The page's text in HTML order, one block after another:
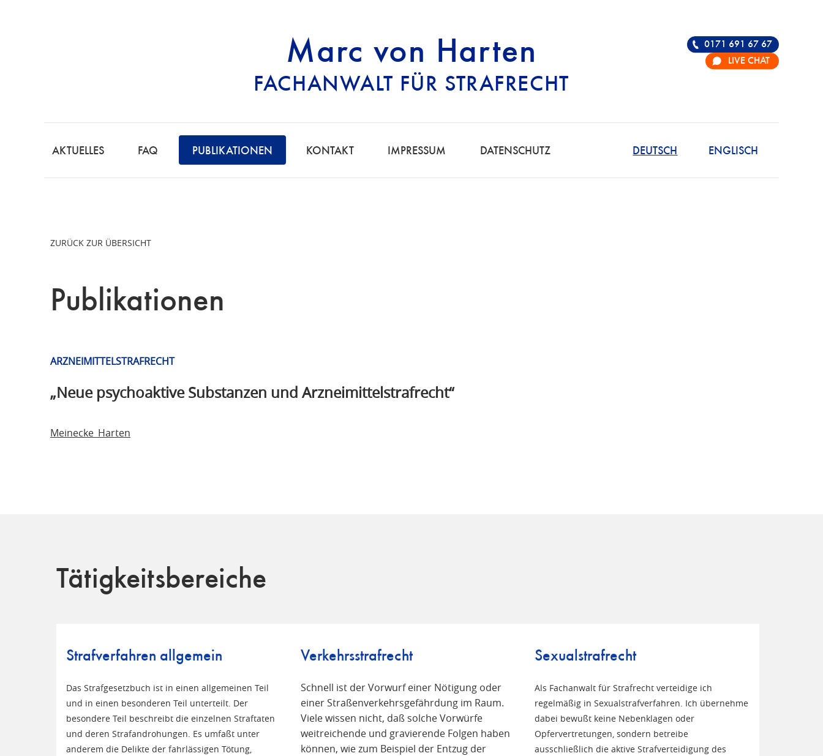
Marc von Harten
FACHANWALT FÜR STRAFRECHT
STRAFRECHT | RECHTSANWALT FÜR DIE
AKTUELLES FAQ PUBLIKATIONEN KONTAKT IMPRESSUM DATENSCHUTZ ENGLISCH
DEUTSCH
0171 691 67 67
LIVE CHAT
ZURÜCK ZUR ÜBERSICHT
Publikationen
ARZNEIMITTELSTRAFRECHT
„Neue psychoaktive Substanzen und Arzneimittelstrafrecht“
Meinecke_Harten
Tätigkeitsbereiche
Strafverfahren allgemein
Das Strafgesetzbuch ist in einen allgemeinen Teil
und in einen besonderen Teil unterteilt. Der
besondere Teil beschreibt die einzelnen Straftaten
und deren Strafandrohungen. Es umfaßt unter
anderem die Delikte der fahrlässigen Tötung,
Verkehrsstrafrecht
Schnell ist der Vorwurf einer Nötigung oder
einer Straßenverkehrsgefährdung im Raum.
Viele wissen nicht, daß solche Vorwürfe
weitreichende und gravierende Folgen haben
können, wie zum Beispiel der Entzug der
Sexualstrafrecht
Als Fachanwalt für Strafrecht verteidige ich
regelmäßig in Sexualstrafverfahren. Ich übernehme
dabei bewußt keine Nebenklagen oder
Opfervertretungen, sondern betreibe
ausschließlich die aktive Strafverteidigung des